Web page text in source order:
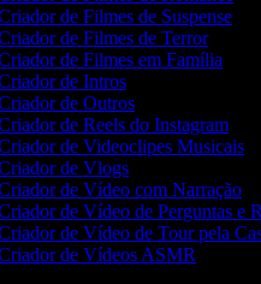
de Filmes de Suspense
de Filmes de Terror
de Filmes em Família
de Intros
de Outros
de Reels do Instagram
de Videoclipes Musicais
de Vlogs
de Vídeo com Narração
de Vídeo de Perguntas e
de Vídeo de Tour pela
de Vídeos ASMR